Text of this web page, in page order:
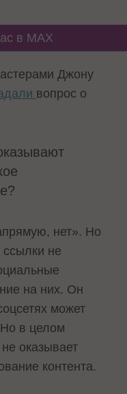
в MAX
Джону
вопрос о
нет». Но
ссылки не
на них. Он
может
в целом
оказывает
контента.